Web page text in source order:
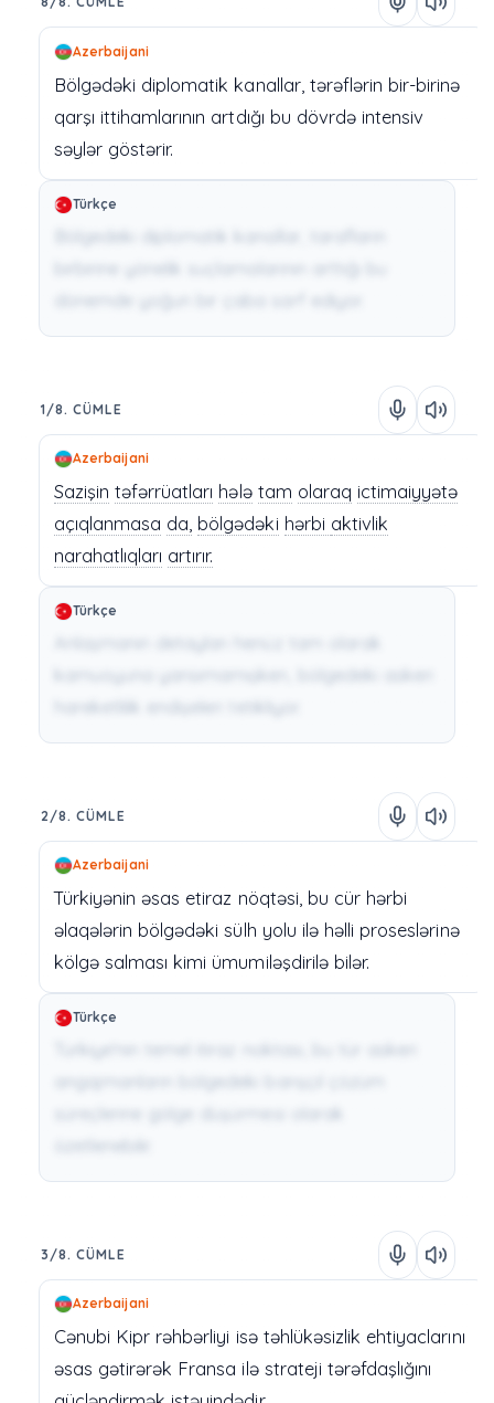
Azerbaijani
Bölgədəki diplomatik kanallar, tərəflərin bir-birinə
qarşı ittihamlarının artdığı bu dövrdə intensiv
səylər göstərir.
Türkçe
Bölgedeki diplomatik kanallar, tarafların
1/8. CÜMLE
Azerbaijani
Sazişin təfərrüatları hələ tam olaraq ictimaiyyətə
açıqlanmasa da, bölgədəki hərbi aktivlik
narahatlıqları artırır.
Türkçe
Anlaşmanın detayları henüz tam olarak
kamuoyuna yansımamışken, bölgedeki askeri
hareketlilik endişeleri tetikliyor.
2/8. CÜMLE
Azerbaijani
Türkiyənin əsas etiraz nöqtəsi, bu cür hərbi
əlaqələrin bölgədəki sülh yolu ilə həlli proseslərinə
kölgə salması kimi ümumiləşdirilə bilər.
Türkçe
3/8. CÜMLE
Azerbaijani
Cənubi Kipr rəhbərliyi isə təhlükəsizlik ehtiyaclarını
əsas gətirərək Fransa ilə strateji tərəfdaşlığını